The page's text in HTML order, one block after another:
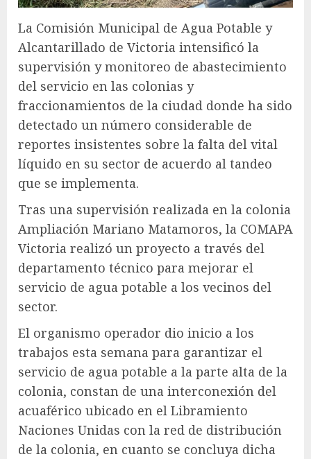
La Comisión Municipal de Agua Potable y
Alcantarillado de Victoria intensificó la
supervisión y monitoreo de abastecimiento
del servicio en las colonias y
fraccionamientos de la ciudad donde ha sido
detectado un número considerable de
reportes insistentes sobre la falta del vital
líquido en su sector de acuerdo al tandeo
que se implementa.
Tras una supervisión realizada en la colonia
Ampliación Mariano Matamoros, la COMAPA
Victoria realizó un proyecto a través del
departamento técnico para mejorar el
servicio de agua potable a los vecinos del
sector.
El organismo operador dio inicio a los
trabajos esta semana para garantizar el
servicio de agua potable a la parte alta de la
colonia, constan de una interconexión del
acuaférico ubicado en el Libramiento
Naciones Unidas con la red de distribución
de la colonia, en cuanto se concluya dicha